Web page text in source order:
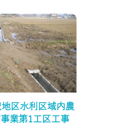
区水利区域内農
業第1工区工事